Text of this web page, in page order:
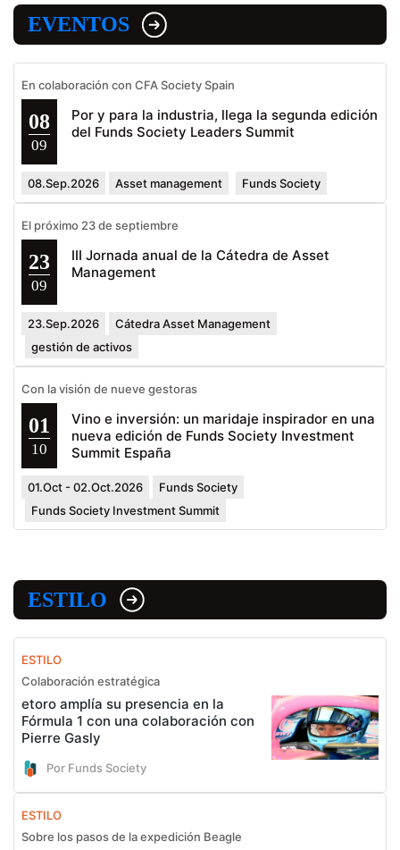
EVENTOS
En colaboración con CFA Society Spain
08
09
Por y para la industria, llega la segunda edición
del Funds Society Leaders Summit
08.Sep.2026 Asset management Funds Society
El próximo 23 de septiembre
23
09
III Jornada anual de la Cátedra de Asset
Management
23.Sep.2026
Cátedra Asset Management
gestión de activos
Con la visión de nueve gestoras
01
10
Vino e inversión: un maridaje inspirador en una
nueva edición de Funds Society Investment
Summit España
01.Oct - 02.Oct.2026
Funds Society
Funds Society Investment Summit
ESTILO
ESTILO
Colaboración estratégica
etoro amplía su presencia en la
Fórmula 1 con una colaboración con
Pierre Gasly
Por Funds Society
ESTILO
Sobre los pasos de la expedición Beagle